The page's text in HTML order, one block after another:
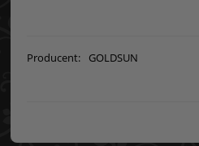
Producent: GOLDSUN